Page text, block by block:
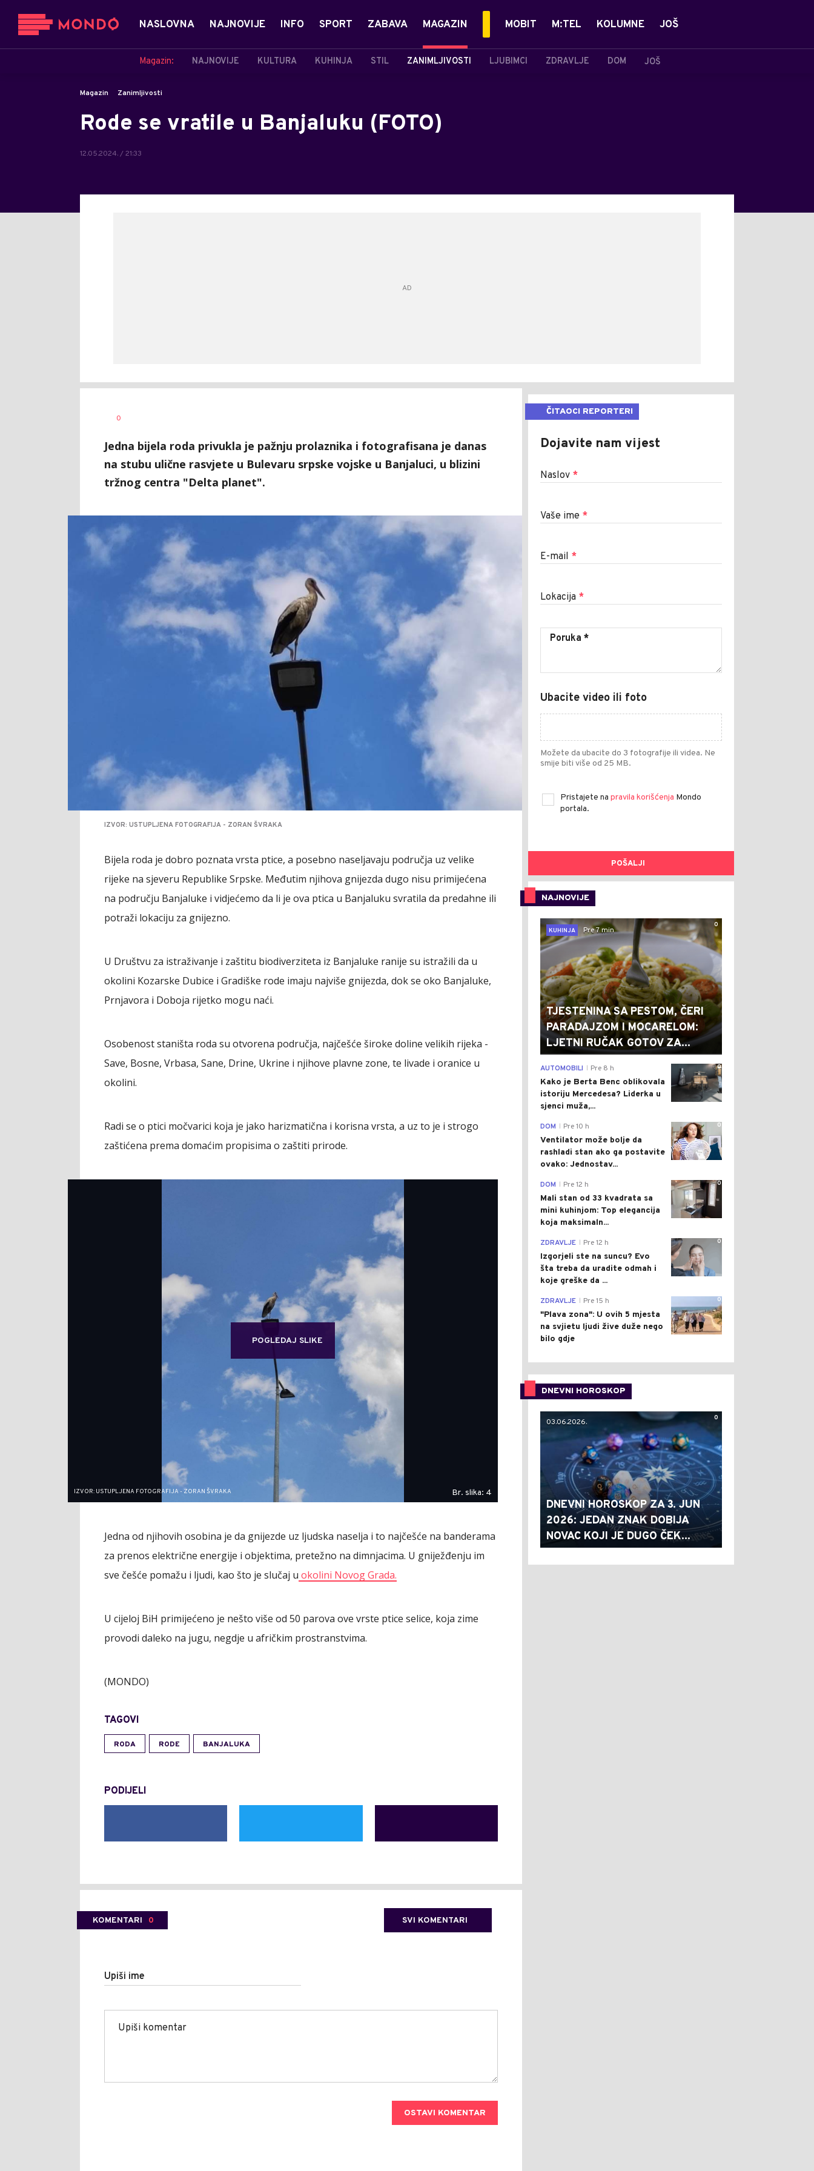
NASLOVNA NAJNOVIJE INFO SPORT ZABAVA MAGAZIN
Magazin: NAJNOVIJE KULTURA KUHINJA STIL ZANIMLJIVOSTI LJUBIMCI ZDRAVLJE DOM JOŠ
MOBIT M:TEL KOLUMNE JOŠ
Magazin Zanimljivosti
Rode se vratile u Banjaluku (FOTO)
12.05.2024. / 21:33
AUTOR
0
Jedna bijela roda privukla je pažnju prolaznika i fotografisana je danas
na stubu ulične rasvjete u Bulevaru srpske vojske u Banjaluci, u blizini
tržnog centra "Delta planet".
IZVOR: USTUPLJENA FOTOGRAFIJA - ZORAN ŠVRAKA
Bijela roda je dobro poznata vrsta ptice, a posebno naseljavaju područja uz velike
rijeke na sjeveru Republike Srpske. Međutim njihova gnijezda dugo nisu primijećena
na području Banjaluke i vidjećemo da li je ova ptica u Banjaluku svratila da predahne ili
potraži lokaciju za gnijezno.
U Društvu za istraživanje i zaštitu biodiverziteta iz Banjaluke ranije su istražili da u
okolini Kozarske Dubice i Gradiške rode imaju najviše gnijezda, dok se oko Banjaluke,
Prnjavora i Doboja rijetko mogu naći.
Osobenost staništa roda su otvorena područja, najčešće široke doline velikih rijeka -
Save, Bosne, Vrbasa, Sane, Drine, Ukrine i njihove plavne zone, te livade i oranice u
okolini.
Radi se o ptici močvarici koja je jako harizmatična i korisna vrsta, a uz to je i strogo
zaštićena prema domaćim propisima o zaštiti prirode.
POGLEDAJ SLIKE
IZVOR: USTUPLJENA FOTOGRAFIJA - ZORAN ŠVRAKA Br. slika: 4
Jedna od njihovih osobina je da gnijezde uz ljudska naselja i to najčešće na banderama
za prenos električne energije i objektima, pretežno na dimnjacima. U gniježđenju im
sve češće pomažu i ljudi, kao što je slučaj u okolini Novog Grada.
U cijeloj BiH primijećeno je nešto više od 50 parova ove vrste ptice selice, koja zime
provodi daleko na jugu, negdje u afričkim prostranstvima.
(MONDO)
TAGOVI
RODA RODE BANJALUKA
PODIJELI
KOMENTARI 0 SVI KOMENTARI
Upiši ime
OSTAVI KOMENTAR
ČITAOCI REPORTERI
Dojavite nam vijest
Naslov *
Vaše ime *
E-mail *
Lokacija *
Ubacite video ili foto
Možete da ubacite do 3 fotografije ili videa. Ne
smije biti više od 25 MB.
Pristajete na pravila korišćenja Mondo
portala.
POŠALJI
NAJNOVIJE
0
KUHINJA
Pre 7 min
TJESTENINA SA PESTOM, ČERI
PARADAJZOM I MOCARELOM:
LJETNI RUČAK GOTOV ZA...
0
AUTOMOBILI Pre 8 h
Kako je Berta Benc oblikovala
istoriju Mercedesa? Liderka u
sjenci muža,...
0
DOM Pre 10 h
Ventilator može bolje da
rashladi stan ako ga postavite
ovako: Jednostav...
0
DOM Pre 12 h
Mali stan od 33 kvadrata sa
mini kuhinjom: Top elegancija
koja maksimaln...
0
ZDRAVLJE Pre 12 h
Izgorjeli ste na suncu? Evo
šta treba da uradite odmah i
koje greške da ...
0
ZDRAVLJE Pre 15 h
"Plava zona": U ovih 5 mjesta
na svjietu ljudi žive duže nego
bilo gdje
DNEVNI HOROSKOP
0
03.06.2026.
DNEVNI HOROSKOP ZA 3. JUN
2026: JEDAN ZNAK DOBIJA
NOVAC KOJI JE DUGO ČEK...